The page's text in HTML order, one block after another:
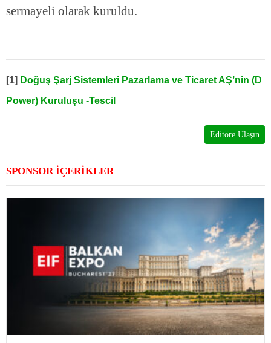
sermayeli olarak kuruldu.
[1] Doğuş Şarj Sistemleri Pazarlama ve Ticaret AŞ’nin (D
Power) Kuruluşu -Tescil
Editöre Ulaşın
SPONSOR İÇERİKLER